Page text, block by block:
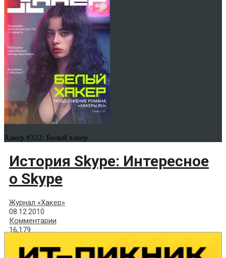
Хакер #322. Белый хакер
История Skype: Интересное
о Skype
Журнал «Хакер»
08.12.2010
Комментарии
16,179